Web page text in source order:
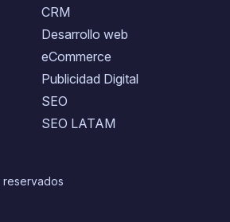
CRM
Desarrollo web
eCommerce
Publicidad Digital
SEO
SEO LATAM